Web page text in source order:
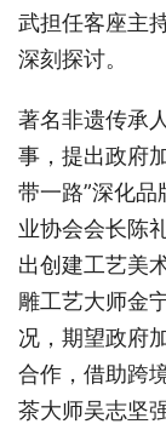
武担任客座主
深刻探讨。
著名非遗传承
事，提出政府
带一路”深化
业协会会长陈
出创建工艺美
雕工艺大师金
况，期望政府
合作，借助跨
茶大师吴志坚